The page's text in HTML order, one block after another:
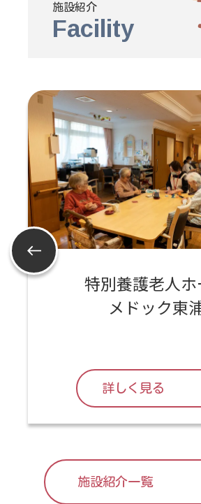
施設紹介
Facility
特別養護老人ホ
メドック東
詳しく見る
Prev
施設紹介一覧